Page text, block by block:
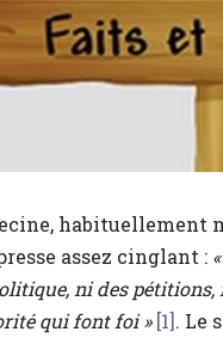
habituellement
assez cinglant :
ni des
qui font foi » [1]. Le